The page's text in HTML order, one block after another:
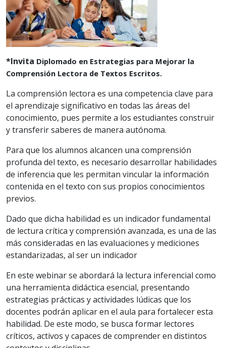
*Invita Diplomado en Estrategias para Mejorar la
Comprensión Lectora de Textos Escritos.
La comprensión lectora es una competencia clave para
el aprendizaje significativo en todas las áreas del
conocimiento, pues permite a los estudiantes construir
y transferir saberes de manera autónoma.
Para que los alumnos alcancen una comprensión
profunda del texto, es necesario desarrollar habilidades
de inferencia que les permitan vincular la información
contenida en el texto con sus propios conocimientos
previos.
Dado que dicha habilidad es un indicador fundamental
de lectura crítica y comprensión avanzada, es una de las
más consideradas en las evaluaciones y mediciones
estandarizadas, al ser un indicador
En este webinar se abordará la lectura inferencial como
una herramienta didáctica esencial, presentando
estrategias prácticas y actividades lúdicas que los
docentes podrán aplicar en el aula para fortalecer esta
habilidad. De este modo, se busca formar lectores
críticos, activos y capaces de comprender en distintos